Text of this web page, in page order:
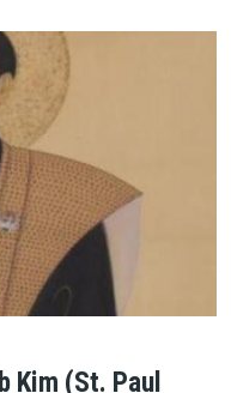
Kim (St. Paul